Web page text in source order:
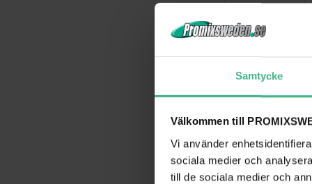
Samtycke
Välkommen till
Vi använder
sociala medier och
till de sociala medier och
Dimensions:
Device
Power supply:
Protection class:
Weight:
External mains